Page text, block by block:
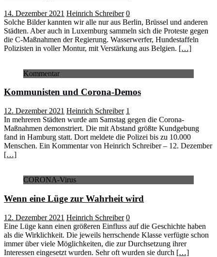
14. Dezember 2021 Heinrich Schreiber 0
Solche Bilder kannten wir alle nur aus Berlin, Brüssel und anderen
Städten. Aber auch in Luxemburg sammeln sich die Proteste gegen
die C-Maßnahmen der Regierung. Wasserwerfer, Hundestaffeln
Polizisten in voller Montur, mit Verstärkung aus Belgien. […]
Kommentar
Kommunisten und Corona-Demos
12. Dezember 2021 Heinrich Schreiber 1
In mehreren Städten wurde am Samstag gegen die Corona-
Maßnahmen demonstriert. Die mit Abstand größte Kundgebung
fand in Hamburg statt. Dort meldete die Polizei bis zu 10.000
Menschen. Ein Kommentar von Heinrich Schreiber – 12. Dezember
[…]
CORONA-Virus
Wenn eine Lüge zur Wahrheit wird
12. Dezember 2021 Heinrich Schreiber 0
Eine Lüge kann einen größeren Einfluss auf die Geschichte haben
als die Wirklichkeit. Die jeweils herrschende Klasse verfügte schon
immer über viele Möglichkeiten, die zur Durchsetzung ihrer
Interessen eingesetzt wurden. Sehr oft wurden sie durch […]